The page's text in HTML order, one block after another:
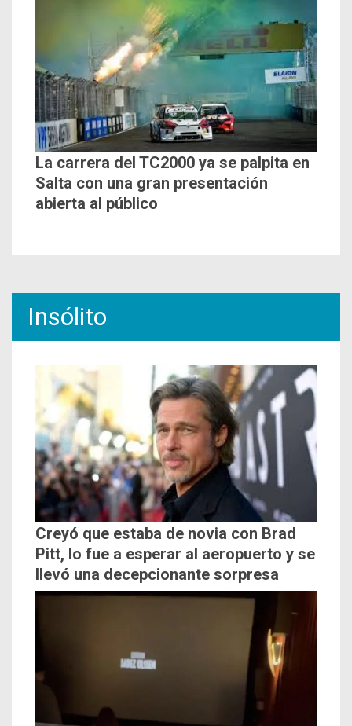
La carrera del TC2000 ya se palpita en
Salta con una gran presentación
abierta al público
Insólito
Creyó que estaba de novia con Brad
Pitt, lo fue a esperar al aeropuerto y se
llevó una decepcionante sorpresa